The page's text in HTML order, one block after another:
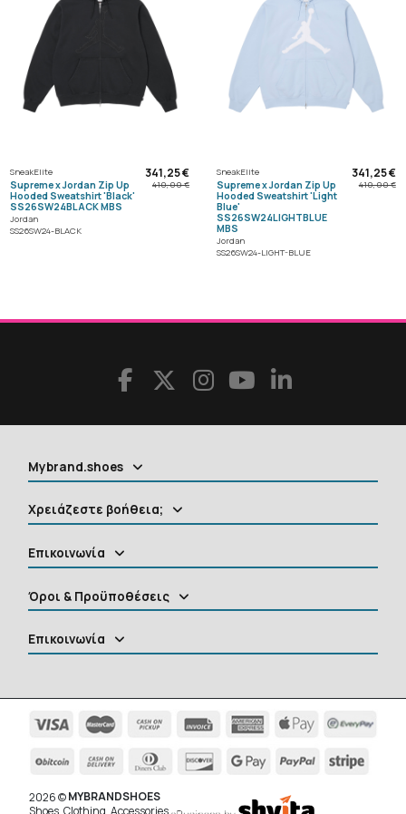
SneakElite
Supreme x Jordan Zip Up
Hooded Sweatshirt 'Black'
SS26SW24BLACK MBS
Jordan
SS26SW24-BLACK
341,25 €
410,00 €
SneakElite
Supreme x Jordan Zip Up
Hooded Sweatshirt 'Light
Blue'
SS26SW24LIGHTBLUE
MBS
Jordan
SS26SW24-LIGHT-BLUE
341,25 €
410,00 €
Mybrand.shoes
Χρειάζεστε βοήθεια;
Επικοινωνία
Όροι & Προϋποθέσεις
Επικοινωνία
2026 ©MYBRANDSHOES
Shoes, Clothing, Accessories